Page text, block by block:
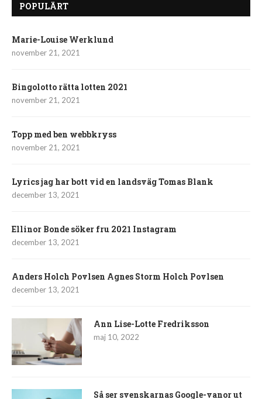
POPULÄRT
Marie-Louise Werklund
november 21, 2021
Bingolotto rätta lotten 2021
november 21, 2021
Topp med ben webbkryss
november 21, 2021
Lyrics jag har bott vid en landsväg Tomas Blank
december 13, 2021
Ellinor Bonde söker fru 2021 Instagram
december 13, 2021
Anders Holch Povlsen Agnes Storm Holch Povlsen
december 13, 2021
Ann Lise-Lotte Fredriksson
maj 10, 2022
Så ser svenskarnas Google-vanor ut